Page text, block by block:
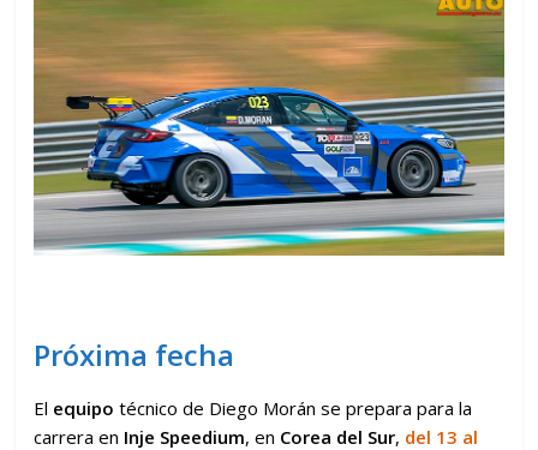
Próxima fecha
El equipo técnico de Diego Morán se prepara para la
carrera en Inje Speedium, en Corea del Sur, del 13 al